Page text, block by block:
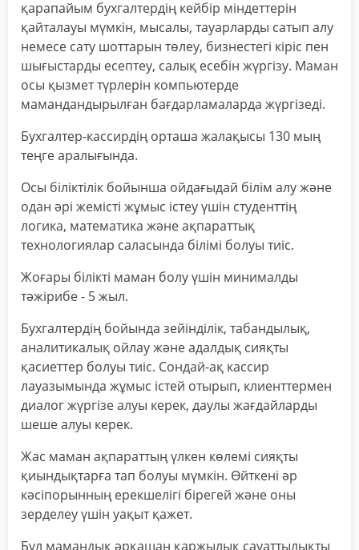
қарапайым бухгалтердің кейбір міндеттерін
қайталауы мүмкін, мысалы, тауарларды сатып алу
немесе сату шоттарын төлеу, бизнестегі кіріс пен
шығыстарды есептеу, салық есебін жүргізу. Маман
осы қызмет түрлерін компьютерде
мамандандырылған бағдарламаларда жүргізеді.
Бухгалтер-кассирдің орташа жалақысы 130 мың
теңге аралығында.
Осы біліктілік бойынша ойдағыдай білім алу және
одан әрі жемісті жұмыс істеу үшін студенттің
логика, математика және ақпараттық
технологиялар саласында білімі болуы тиіс.
Жоғары білікті маман болу үшін минималды
тәжірибе - 5 жыл.
Бухгалтердің бойында зейінділік, табандылық,
аналитикалық ойлау және адалдық сияқты
қасиеттер болуы тиіс. Сондай-ақ кассир
лауазымында жұмыс істей отырып, клиенттермен
диалог жүргізе алуы керек, даулы жағдайларды
шеше алуы керек.
Жас маман ақпараттың үлкен көлемі сияқты
қиындықтарға тап болуы мүмкін. Өйткені әр
кәсіпорынның ерекшелігі бірегей және оны
зерделеу үшін уақыт қажет.
Бұл мамандық әрқашан қаржылық сауаттылықты